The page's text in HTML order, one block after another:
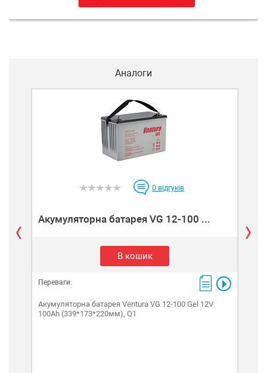
Аналоги
0 відгуків
Акумуляторна батарея VG 12-100 ...
В кошик
Переваги:
Акумуляторна батарея Ventura VG 12-100 Gel 12V
100Ah (339*173*220мм), Q1